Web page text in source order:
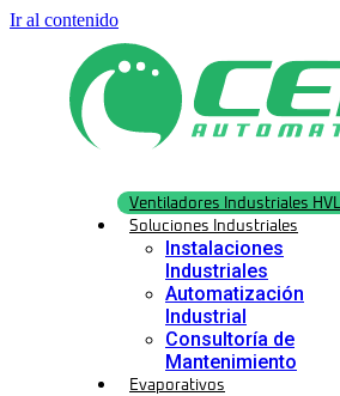
Ir al contenido
Ventiladores Industriales
Soluciones Industriales
Instalaciones
Industriales
Automatización
Industrial
Consultoría de
Mantenimiento
Evaporativos